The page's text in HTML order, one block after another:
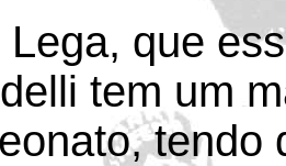
Lega, que
tem um
tendo